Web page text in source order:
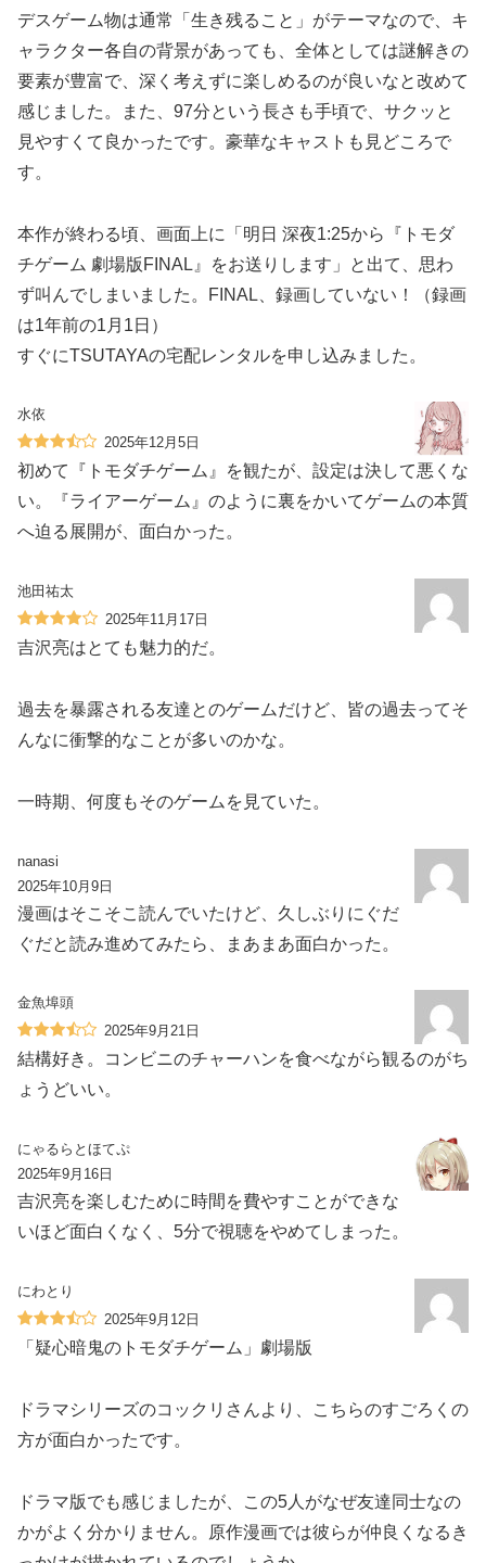
デスゲーム物は通常「生き残ること」がテーマなので、キ
ャラクター各自の背景があっても、全体としては謎解きの
要素が豊富で、深く考えずに楽しめるのが良いなと改めて
感じました。また、97分という長さも手頃で、サクッと
見やすくて良かったです。豪華なキャストも見どころで
す。
本作が終わる頃、画面上に「明日 深夜1:25から『トモダ
チゲーム 劇場版FINAL』をお送りします」と出て、思わ
ず叫んでしまいました。FINAL、録画していない！（録画
は1年前の1月1日）
すぐにTSUTAYAの宅配レンタルを申し込みました。
水依
2025年12月5日
初めて『トモダチゲーム』を観たが、設定は決して悪くな
い。『ライアーゲーム』のように裏をかいてゲームの本質
へ迫る展開が、面白かった。
池田祐太
2025年11月17日
吉沢亮はとても魅力的だ。
過去を暴露される友達とのゲームだけど、皆の過去ってそ
んなに衝撃的なことが多いのかな。
一時期、何度もそのゲームを見ていた。
nanasi
2025年10月9日
漫画はそこそこ読んでいたけど、久しぶりにぐだ
ぐだと読み進めてみたら、まあまあ面白かった。
金魚埠頭
2025年9月21日
結構好き。コンビニのチャーハンを食べながら観るのがち
ょうどいい。
にゃるらとほてぷ
2025年9月16日
吉沢亮を楽しむために時間を費やすことができな
いほど面白くなく、5分で視聴をやめてしまった。
にわとり
2025年9月12日
「疑心暗鬼のトモダチゲーム」劇場版
ドラマシリーズのコックリさんより、こちらのすごろくの
方が面白かったです。
ドラマ版でも感じましたが、この5人がなぜ友達同士なの
かがよく分かりません。原作漫画では彼らが仲良くなるき